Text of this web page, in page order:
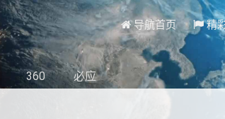
导航首页 精
360 必应